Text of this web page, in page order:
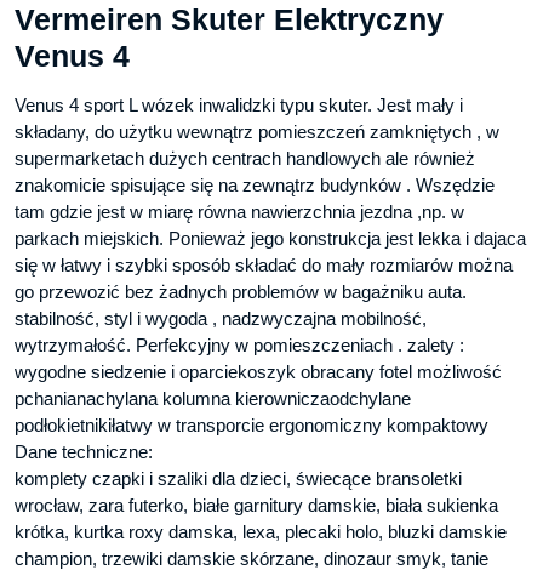
Vermeiren Skuter Elektryczny
Venus 4
Venus 4 sport L wózek inwalidzki typu skuter. Jest mały i
składany, do użytku wewnątrz pomieszczeń zamkniętych , w
supermarketach dużych centrach handlowych ale również
znakomicie spisujące się na zewnątrz budynków . Wszędzie
tam gdzie jest w miarę równa nawierzchnia jezdna ,np. w
parkach miejskich. Ponieważ jego konstrukcja jest lekka i dajaca
się w łatwy i szybki sposób składać do mały rozmiarów można
go przewozić bez żadnych problemów w bagażniku auta.
stabilność, styl i wygoda , nadzwyczajna mobilność,
wytrzymałość. Perfekcyjny w pomieszczeniach . zalety :
wygodne siedzenie i oparciekoszyk obracany fotel możliwość
pchanianachylana kolumna kierowniczaodchylane
podłokietnikiłatwy w transporcie ergonomiczny kompaktowy
Dane techniczne:
komplety czapki i szaliki dla dzieci, świecące bransoletki
wrocław, zara futerko, białe garnitury damskie, biała sukienka
krótka, kurtka roxy damska, lexa, plecaki holo, bluzki damskie
champion, trzewiki damskie skórzane, dinozaur smyk, tanie